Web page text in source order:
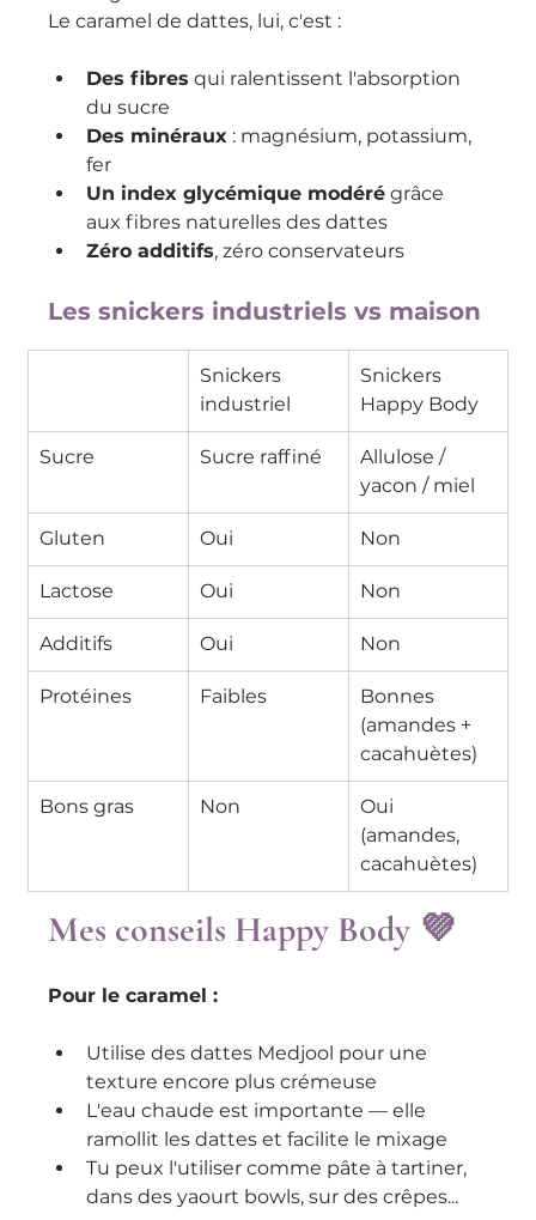
Le caramel de dattes, lui, c'est :
Des fibres qui ralentissent l'absorption
du sucre
Des minéraux : magnésium, potassium,
fer
Un index glycémique modéré grâce
aux fibres naturelles des dattes
Zéro additifs, zéro conservateurs
Les snickers industriels vs maison
Snickers
industriel
Snickers
Happy Body
Sucre Sucre raffiné
Allulose /
yacon / miel
Gluten Oui Non
Lactose Oui Non
Additifs Oui Non
Protéines Faibles
Bonnes
(amandes +
cacahuètes)
Bons gras Non
Oui
(amandes,
cacahuètes)
Mes conseils Happy Body 💜
Pour le caramel :
Utilise des dattes Medjool pour une
texture encore plus crémeuse
L'eau chaude est importante — elle
ramollit les dattes et facilite le mixage
Tu peux l'utiliser comme pâte à tartiner,
dans des yaourt bowls, sur des crêpes...